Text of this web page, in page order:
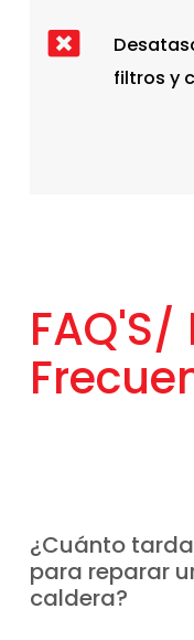
filtros y
FAQ'S/
¿Cuánto
para reparar
caldera?